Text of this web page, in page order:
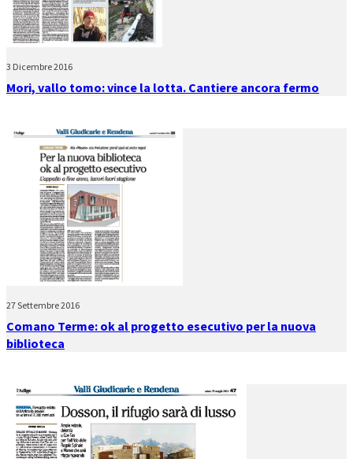
3 Dicembre 2016
Mori, vallo tomo: vince la lotta. Cantiere ancora fermo
27 Settembre 2016
Comano Terme: ok al progetto esecutivo per la nuova
biblioteca